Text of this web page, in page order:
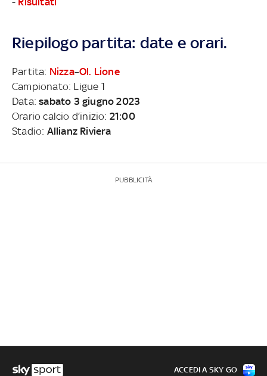
Riepilogo partita: date e orari.
Partita: Nizza–Ol. Lione
Campionato: Ligue 1
Data:sabato 3 giugno 2023
Orario calcio d’inizio: 21:00
Stadio: Allianz Riviera
PUBBLICITÀ
ACCEDI A SKY GO